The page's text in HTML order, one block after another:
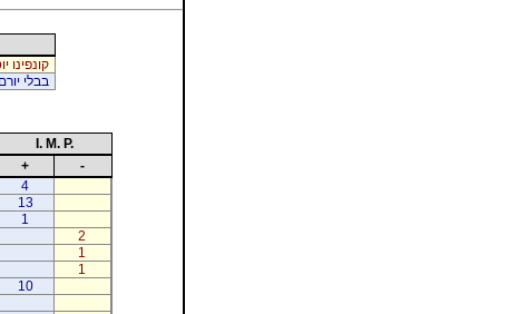
קונפינו
בבלי
I. M. P.
-
+
4
13
1
2
1
1
10